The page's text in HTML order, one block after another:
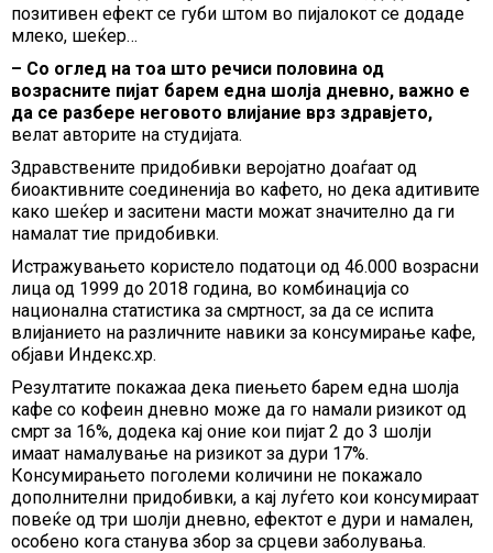
позитивен ефект се губи штом во пијалокот се додаде
млеко, шеќер…
– Со оглед на тоа што речиси половина од
возрасните пијат барем една шолја дневно, важно е
да се разбере неговото влијание врз здравјето,
велат авторите на студијата.
Здравствените придобивки веројатно доаѓаат од
биоактивните соединенија во кафето, но дека адитивите
како шеќер и заситени масти можат значително да ги
намалат тие придобивки.
Истражувањето користело податоци од 46.000 возрасни
лица од 1999 до 2018 година, во комбинација со
национална статистика за смртност, за да се испита
влијанието на различните навики за консумирање кафе,
објави Индекс.хр.
Резултатите покажаа дека пиењето барем една шолја
кафе со кофеин дневно може да го намали ризикот од
смрт за 16%, додека кај оние кои пијат 2 до 3 шолји
имаат намалување на ризикот за дури 17%.
Консумирањето поголеми количини не покажало
дополнителни придобивки, а кај луѓето кои консумираат
повеќе од три шолји дневно, ефектот е дури и намален,
особено кога станува збор за срцеви заболувања.